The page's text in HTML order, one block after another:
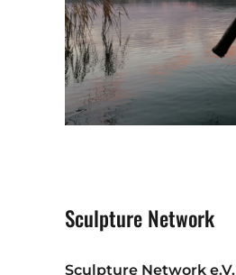
Sculpture Network
Sculpture Network e.V.